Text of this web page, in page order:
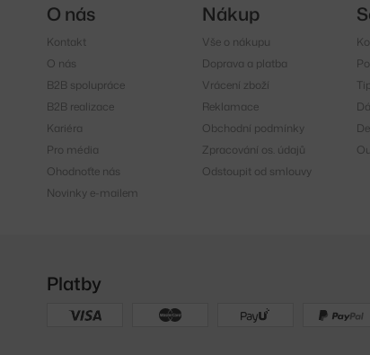
O nás
Kontakt
O nás
B2B spolupráce
B2B realizace
Kariéra
Pro média
Ohodnoťte nás
Novinky e-mailem
Nákup
Vše o nákupu
Doprava a platba
Vrácení zboží
Reklamace
Obchodní podmínky
Zpracování os. údajů
Odstoupit od smlouvy
Platby